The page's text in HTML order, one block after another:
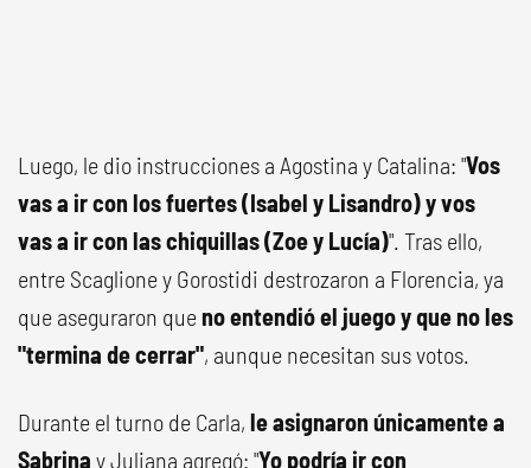
Luego, le dio instrucciones a Agostina y Catalina: "Vos
vas a ir con los fuertes (Isabel y Lisandro) y vos
vas a ir con las chiquillas (Zoe y Lucía)". Tras ello,
entre Scaglione y Gorostidi destrozaron a Florencia, ya
que aseguraron que no entendió el juego y que no les
"termina de cerrar", aunque necesitan sus votos.
Durante el turno de Carla, le asignaron únicamente a
Sabrina y Juliana agregó: "Yo podría ir con